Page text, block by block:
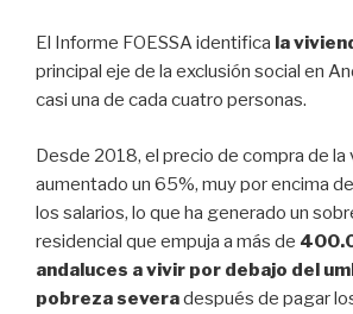
El Informe FOESSA identifica la
principal eje de la exclusión social en
casi una de cada cuatro personas.
Desde 2018, el precio de compra de la
aumentado un 65%, muy por encima
los salarios, lo que ha generado un
residencial que empuja a más de
andaluces a vivir por debajo del
pobreza severadespués de pagar